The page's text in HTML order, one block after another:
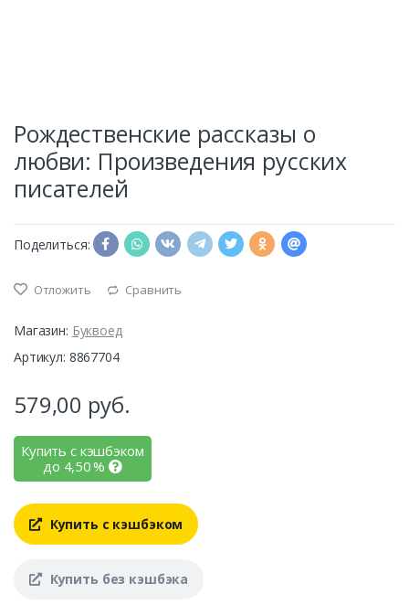
Рождественские рассказы о
любви: Произведения русских
писателей
Поделиться:
Отложить Сравнить
Магазин: Буквоед
Артикул: 8867704
579,00 руб.
Купить с кэшбэком
до 4,50%
Купить с кэшбэком
Купить без кэшбэка